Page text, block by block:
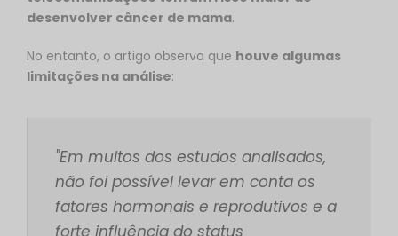
desenvolver câncer de mama.
No entanto, o artigo observa que houve algumas
limitações na análise:
"Em muitos dos estudos analisados,
não foi possível levar em conta os
fatores hormonais e reprodutivos e a